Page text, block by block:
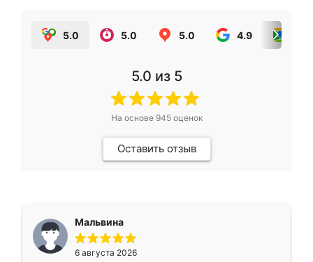
5.0 5.0 5.0 4.9
5.0 из 5
На основе 945оценок
Оставить отзыв
Мальвина
6 августа 2026